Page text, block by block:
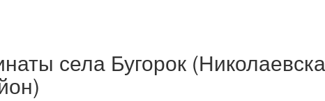
села Бугорок